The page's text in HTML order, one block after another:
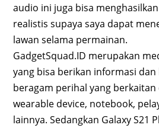
audio ini juga bisa
realistis supaya saya dapat
lawan selama permainan.
GadgetSquad.ID merupakan
yang bisa berikan informasi dan
beragam perihal yang
wearable device, notebook,
lainnya. Sedangkan Galaxy S21